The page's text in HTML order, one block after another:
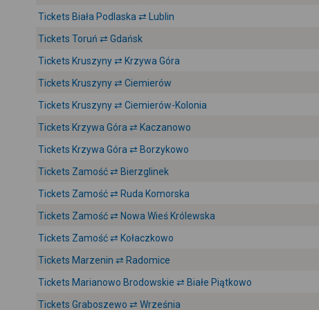
Tickets Biała Podlaska ⇄ Lublin
Tickets Toruń ⇄ Gdańsk
Tickets Kruszyny ⇄ Krzywa Góra
Tickets Kruszyny ⇄ Ciemierów
Tickets Kruszyny ⇄ Ciemierów-Kolonia
Tickets Krzywa Góra ⇄ Kaczanowo
Tickets Krzywa Góra ⇄ Borzykowo
Tickets Zamość ⇄ Bierzglinek
Tickets Zamość ⇄ Ruda Komorska
Tickets Zamość ⇄ Nowa Wieś Królewska
Tickets Zamość ⇄ Kołaczkowo
Tickets Marzenin ⇄ Radomice
Tickets Marianowo Brodowskie ⇄ Białe Piątkowo
Tickets Graboszewo ⇄ Września